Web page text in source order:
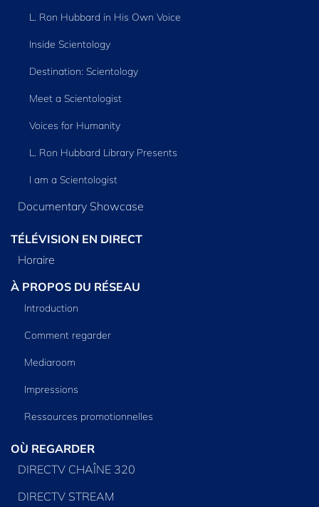
L. Ron Hubbard in His Own Voice
Inside Scientology
Destination: Scientology
Meet a Scientologist
Voices for Humanity
L. Ron Hubbard Library Presents
I am a Scientologist
Documentary Showcase
TÉLÉVISION EN DIRECT
Horaire
À PROPOS DU RÉSEAU
Introduction
Comment regarder
Mediaroom
Impressions
Ressources promotionnelles
OÙ REGARDER
DIRECTV CHAÎNE 320
DIRECTV STREAM